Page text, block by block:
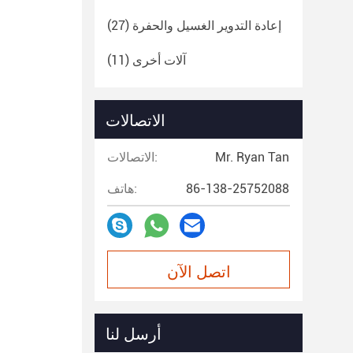
إعادة التدوير الغسيل والحفرة (27)
آلات أخرى (11)
الاتصالات
الاتصالات: Mr. Ryan Tan
هاتف: 86-138-25752088
اتصل الآن
أرسل لنا